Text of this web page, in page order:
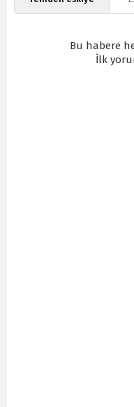
Bu habere
İlk